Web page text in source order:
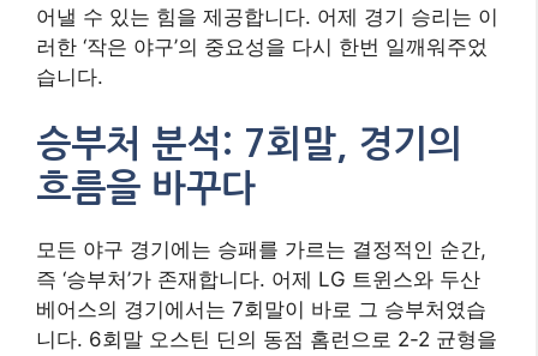
어낼 수 있는 힘을 제공합니다. 어제 경기 승리는 이
러한 ‘작은 야구’의 중요성을 다시 한번 일깨워주었
습니다.
승부처 분석: 7회말, 경기의
흐름을 바꾸다
모든 야구 경기에는 승패를 가르는 결정적인 순간,
즉 ‘승부처’가 존재합니다. 어제 LG 트윈스와 두산
베어스의 경기에서는 7회말이 바로 그 승부처였습
니다. 6회말 오스틴 딘의 동점 홈런으로 2-2 균형을